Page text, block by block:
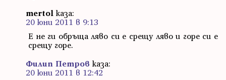
mertol каза:
20 юни 2011 в 9:13
Е не ги обръща ляво си е срещу ляво и горе си е
срещу горе.
Филип Петров каза:
20 юни 2011 в 12:42